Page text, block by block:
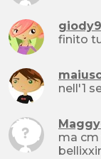
finito
nell'1
ma cm